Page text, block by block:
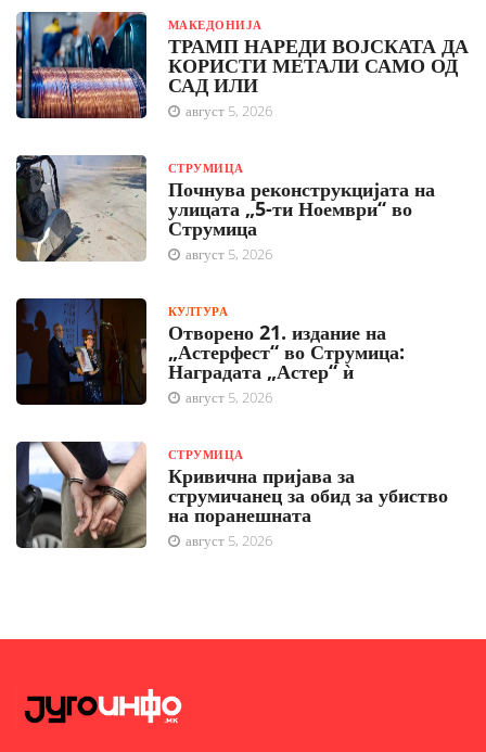
МАКЕДОНИЈА
ТРАМП НАРЕДИ ВОЈСКАТА ДА
КОРИСТИ МЕТАЛИ САМО ОД
САД ИЛИ
август 5, 2026
СТРУМИЦА
Почнува реконструкцијата на
улицата „5-ти Ноември“ во
Струмица
август 5, 2026
КУЛТУРА
Отворено 21. издание на
„Астерфест“ во Струмица:
Наградата „Астер“ ѝ
август 5, 2026
СТРУМИЦА
Кривична пријава за
струмичанец за обид за убиство
на поранешната
август 5, 2026